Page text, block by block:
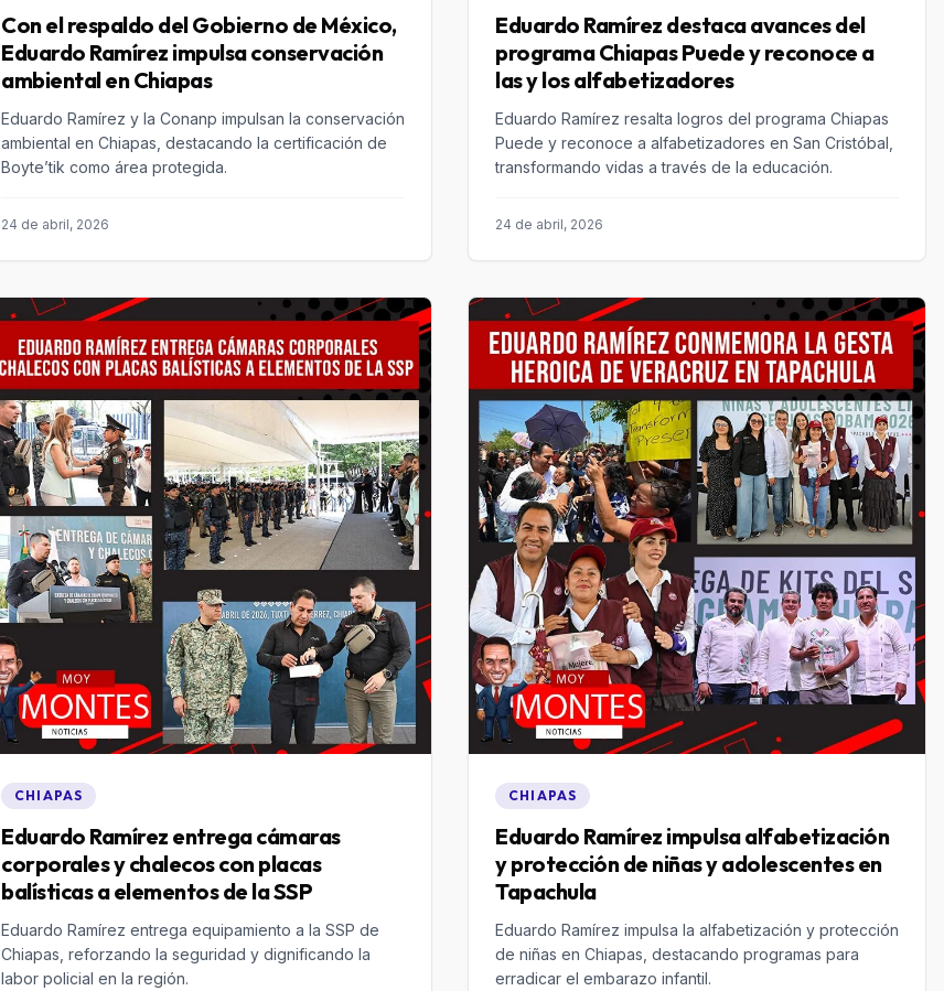
Con el respaldo del Gobierno de México,
Eduardo Ramírez impulsa conservación
ambiental en Chiapas
Eduardo Ramírez y la Conanp impulsan la conservación
ambiental en Chiapas, destacando la certificación de
Boyte’tik como área protegida.
24 de abril, 2026
Eduardo Ramírez destaca avances del
programa Chiapas Puede y reconoce a
Eduardo Ramírez resalta logros del programa Chiapas
Puede y reconoce a alfabetizadores en San Cristóbal,
transformando vidas a través de la educación.
24 de abril, 2026
CHIAPAS
Eduardo Ramírez entrega cámaras
corporales y chalecos con placas
balísticas a elementos de la SSP
Eduardo Ramírez entrega equipamiento a la SSP de
Chiapas, reforzando la seguridad y dignificando la
labor policial en la región.
CHIAPAS
Eduardo Ramírez impulsa alfabetización
y protección de niñas y adolescentes en
Tapachula
Eduardo Ramírez impulsa la alfabetización y protección
de niñas en Chiapas, destacando programas para
erradicar el embarazo infantil.